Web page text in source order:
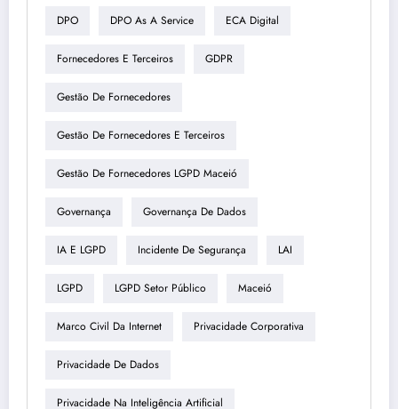
DPO DPO As A Service ECA Digital
Fornecedores E Terceiros GDPR
Gestão De Fornecedores
Gestão De Fornecedores E Terceiros
Gestão De Fornecedores LGPD Maceió
Governança Governança De Dados
IA E LGPD Incidente De Segurança LAI
LGPD LGPD Setor Público Maceió
Marco Civil Da Internet Privacidade Corporativa
Privacidade De Dados
Privacidade Na Inteligência Artificial